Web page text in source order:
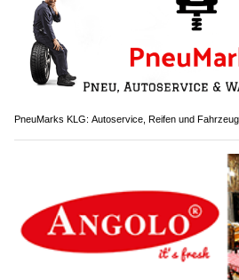
PneuMarks KLG: Autoservice, Reifen und